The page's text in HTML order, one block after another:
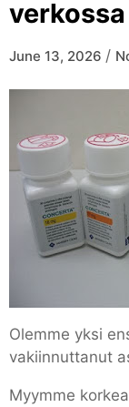
verkossa
June 13, 2026 /
Olemme yksi
vakiinnuttanut
Myymme